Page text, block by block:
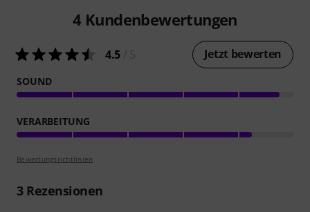
4 Kundenbewertungen
4.5 Jetzt bewerten
SOUND
VERARBEITUNG
Bewertungsrichtlinien
3Rezensionen